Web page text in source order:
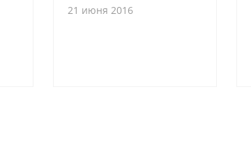
21 июня 2016